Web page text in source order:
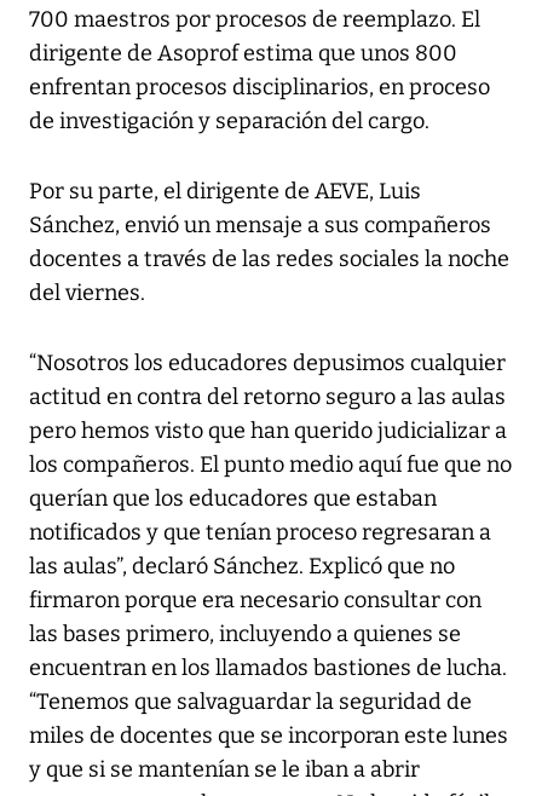
700 maestros por procesos de reemplazo. El
dirigente de Asoprof estima que unos 800
enfrentan procesos disciplinarios, en proceso
de investigación y separación del cargo.
Por su parte, el dirigente de AEVE, Luis
Sánchez, envió un mensaje a sus compañeros
docentes a través de las redes sociales la noche
del viernes.
“Nosotros los educadores depusimos cualquier
actitud en contra del retorno seguro a las aulas
pero hemos visto que han querido judicializar a
los compañeros. El punto medio aquí fue que no
querían que los educadores que estaban
notificados y que tenían proceso regresaran a
las aulas”, declaró Sánchez. Explicó que no
firmaron porque era necesario consultar con
las bases primero, incluyendo a quienes se
encuentran en los llamados bastiones de lucha.
“Tenemos que salvaguardar la seguridad de
miles de docentes que se incorporan este lunes
y que si se mantenían se le iban a abrir